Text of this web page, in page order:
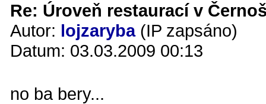
Re: Úroveň restaurací v
Autor: lojzaryba(IP zapsáno)
Datum: 03.03.2009 00:13
no ba bery...